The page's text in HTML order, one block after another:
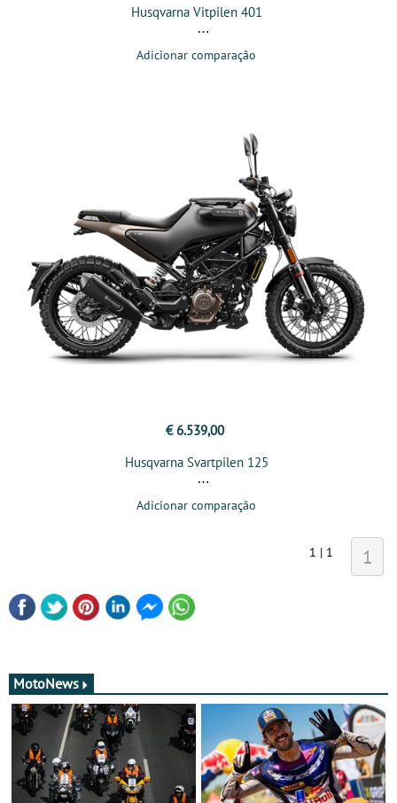
Husqvarna Vitpilen 401
Adicionar comparação
€ 6.539,00
Husqvarna Svartpilen 125
Adicionar comparação
1 | 1 1
MotoNews